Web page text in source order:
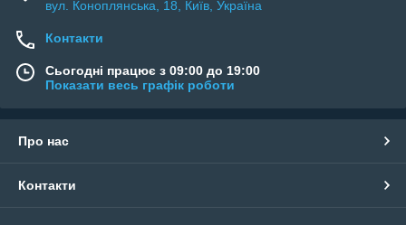
вул. Коноплянська, 18, Київ, Україна
Контакти
Сьогодні працює з 09:00 до 19:00
Показати весь графік роботи
Про нас
Контакти